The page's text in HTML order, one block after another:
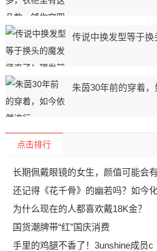
传说中换发型等于
朱茵30年前的穿着
点击排行
长期佩戴眼镜的女生，颜值可能会
还记得《花千骨》的幽若吗？如今
为什么现在的人都喜欢戴18K金？
国货潮牌带“红”国庆消费
手里的鸡腿不香了！3unshine成员c